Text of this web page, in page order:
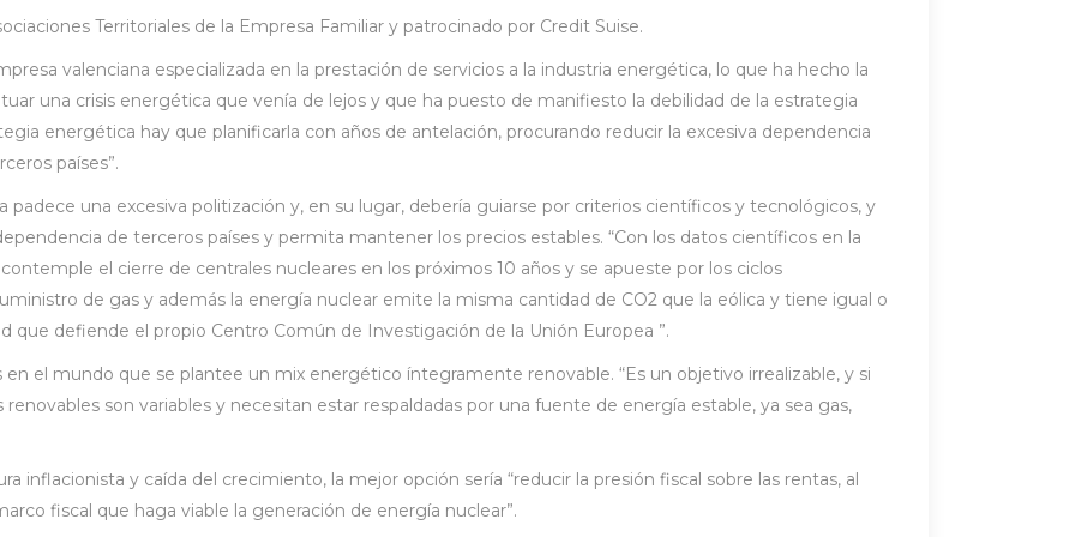
Territoriales de la Empresa Familiar y patrocinado por Credit Suise.
valenciana especializada en la prestación de servicios a la industria energética, lo que ha hecho la
una crisis energética que venía de lejos y que ha puesto de manifiesto la debilidad de la estrategia
energética hay que planificarla con años de antelación, procurando reducir la excesiva dependencia
países”.
padece una excesiva politización y, en su lugar, debería guiarse por criterios científicos y tecnológicos, y
de terceros países y permita mantener los precios estables. “Con los datos científicos en la
el cierre de centrales nucleares en los próximos 10 años y se apueste por los ciclos
de gas y además la energía nuclear emite la misma cantidad de CO2 que la eólica y tiene igual o
que defiende el propio Centro Común de Investigación de la Unión Europea ”.
el mundo que se plantee un mix energético íntegramente renovable. “Es un objetivo irrealizable, y si
renovables son variables y necesitan estar respaldadas por una fuente de energía estable, ya sea gas,
inflacionista y caída del crecimiento, la mejor opción sería “reducir la presión fiscal sobre las rentas, al
fiscal que haga viable la generación de energía nuclear”.